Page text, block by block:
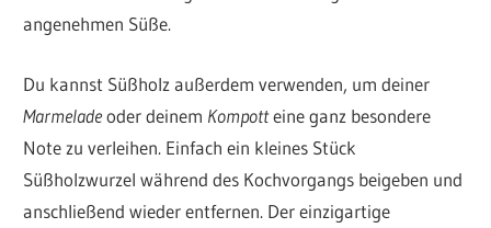
angenehmen Süße.
Du kannst Süßholz außerdem verwenden, um deiner
Marmeladeoder deinem Kompotteine ganz besondere
Note zu verleihen. Einfach ein kleines Stück
Süßholzwurzel während des Kochvorgangs beigeben und
anschließend wieder entfernen. Der einzigartige